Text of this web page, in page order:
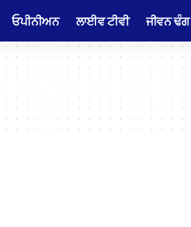
ਓਪੀਨੀਅਨ ਲਾਈਵ ਟੀਵੀ ਜੀਵਨ ਢੰਗ